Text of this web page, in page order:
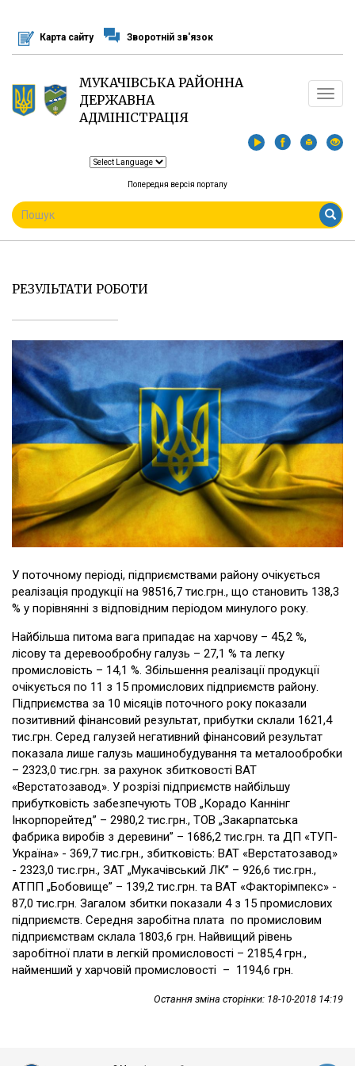
основного
матеріалу
Карта сайту Зворотній зв'язок
МУКАЧІВСЬКА РАЙОННА
ДЕРЖАВНА
АДМІНІСТРАЦІЯ
Toggle
Попередня версія порталу
ПОШУКОВА
ФОРМА
Пошук
РЕЗУЛЬТАТИ РОБОТИ
У поточному періоді, підприємствами району очікується
реалізація продукції на 98516,7 тис.грн., що становить 138,3
% у порівнянні з відповідним періодом минулого року.
Найбільша питома вага припадає на харчову – 45,2 %,
лісову та деревообробну галузь – 27,1 % та легку
промисловість – 14,1 %. Збільшення реалізації продукції
очікується по 11 з 15 промислових підприємств району.
Підприємства за 10 місяців поточного року показали
позитивний фінансовий результат, прибутки склали 1621,4
тис.грн. Серед галузей негативний фінансовий результат
показала лише галузь машинобудування та металообробки
– 2323,0 тис.грн. за рахунок збитковості ВАТ
«Верстатозавод». У розрізі підприємств найбільшу
прибутковість забезпечують ТОВ „Корадо Каннінг
Інкорпорейтед” – 2980,2 тис.грн., ТОВ „Закарпатська
фабрика виробів з деревини” – 1686,2 тис.грн. та ДП «ТУП-
Україна» - 369,7 тис.грн., збитковість: ВАТ «Верстатозавод»
- 2323,0 тис.грн., ЗАТ „Мукачівський ЛК” – 926,6 тис.грн.,
АТПП „Бобовище” – 139,2 тис.грн. та ВАТ «Факторімпекс» -
87,0 тис.грн. Загалом збитки показали 4 з 15 промислових
підприємств. Середня заробітна плата по промисловим
підприємствам склала 1803,6 грн. Найвищий рівень
заробітної плати в легкій промисловості – 2185,4 грн.,
найменший у харчовій промисловості – 1194,6 грн.
Остання зміна сторінки: 18-10-2018 14:19